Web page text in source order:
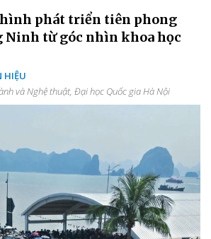
phát triển tiên phong
Ninh từ góc nhìn khoa học
HIỆU
và Nghệ thuật, Đại học Quốc gia Hà Nội